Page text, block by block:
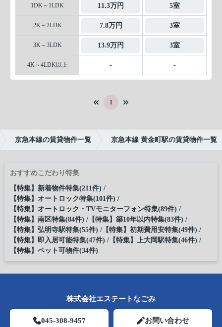
1DK～1LDK 11.3万円 5室
2K～2LDK 7.8万円 3室
3K～3LDK 13.9万円 3室
4K～4LDK以上 - -
1
京急本線の賃貸物件一覧 京急本線 黄金町駅の賃貸物件一覧
おすすめこだわり特集
【特集】新着物件特集(211件)
【特集】オートロック特集(101件)
【特集】オートロック・TVモニターフォン特集(89件)
【特集】南区特集(84件) 【特集】築10年以内特集(83件)
【特集】弘明寺駅特集(55件) 【特集】初期費用安特集(49件)
【特集】即入居可能特集(47件) 【特集】上大岡駅特集(46件)
【特集】ペット可物件(34件)
株式会社エステートなごみ
045-308-9457 お問い合わせ